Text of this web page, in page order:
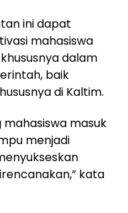
ini dapat
mahasiswa
dalam
baik
di Kaltim.
masuk
menjadi
kata